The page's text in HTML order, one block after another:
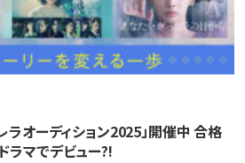
ラオーディション2025」開催中 合格
ラマでデビュー?!